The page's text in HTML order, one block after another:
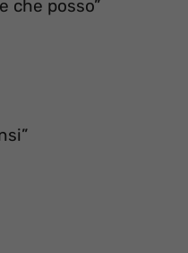
che posso”